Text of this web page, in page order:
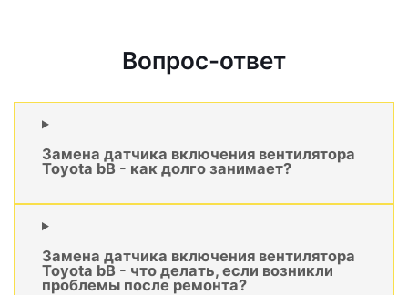
Вопрос-ответ
Замена датчика включения вентилятора
Toyota bB - как долго занимает?
Замена датчика включения вентилятора
Toyota bB - что делать, если возникли
проблемы после ремонта?